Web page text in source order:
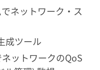
ネットワーク・ス
成ツール
ットワークのQoS